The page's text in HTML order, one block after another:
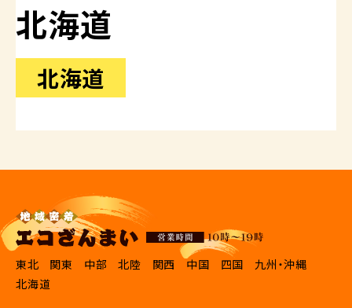
北海道
北海道
東北 関東 中部 北陸 関西 中国 四国
九州・沖縄
北海道